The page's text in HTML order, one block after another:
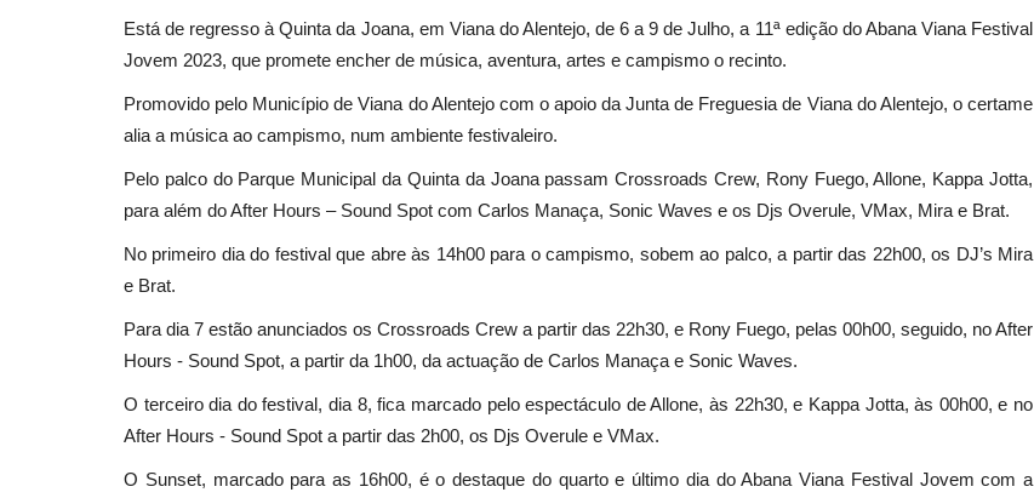
Está de regresso à Quinta da Joana, em Viana do Alentejo, de 6 a 9 de Julho, a 11ª edição do Abana Viana Festival
Jovem 2023, que promete encher de música, aventura, artes e campismo o recinto.
Promovido pelo Município de Viana do Alentejo com o apoio da Junta de Freguesia de Viana do Alentejo, o certame
alia a música ao campismo, num ambiente festivaleiro.
Pelo palco do Parque Municipal da Quinta da Joana passam Crossroads Crew, Rony Fuego, Allone, Kappa Jotta,
para além do After Hours – Sound Spot com Carlos Manaça, Sonic Waves e os Djs Overule, VMax, Mira e Brat.
No primeiro dia do festival que abre às 14h00 para o campismo, sobem ao palco, a partir das 22h00, os DJ’s Mira
e Brat.
Para dia 7 estão anunciados os Crossroads Crew a partir das 22h30, e Rony Fuego, pelas 00h00, seguido, no After
Hours - Sound Spot, a partir da 1h00, da actuação de Carlos Manaça e Sonic Waves.
O terceiro dia do festival, dia 8, fica marcado pelo espectáculo de Allone, às 22h30, e Kappa Jotta, às 00h00, e no
After Hours - Sound Spot a partir das 2h00, os Djs Overule e VMax.
O Sunset, marcado para as 16h00, é o destaque do quarto e último dia do Abana Viana Festival Jovem com a